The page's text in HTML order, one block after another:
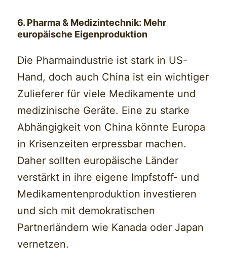
6. Pharma & Medizintechnik: Mehr
europäische Eigenproduktion
Die Pharmaindustrie ist stark in US-
Hand, doch auch China ist ein wichtiger
Zulieferer für viele Medikamente und
medizinische Geräte. Eine zu starke
Abhängigkeit von China könnte Europa
in Krisenzeiten erpressbar machen.
Daher sollten europäische Länder
verstärkt in ihre eigene Impfstoff- und
Medikamentenproduktion investieren
und sich mit demokratischen
Partnerländern wie Kanada oder Japan
vernetzen.